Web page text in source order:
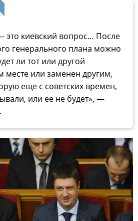
это киевский вопрос… После
генерального плана можно
ли тот или другой
месте или заменен другим,
еще с советских времен,
или ее не будет», —